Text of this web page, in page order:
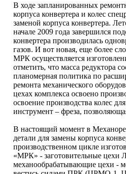
В ходе запланированных
корпуса конвертера и колес
заменой корпуса конвертера.
начале 2009 года завершился
конвертера производилась
газов. И вот новая, еще более
МРК осуществляется
отметить, что масса редуктора
планомерная политика по
ремонта механического
цехах комплекса освоено
освоение производства колес
инструмент – фреза,
В настоящий момент в
детали для замены корпуса
производственном цикле
«МРК» - заготовительные цехи
механообрабатывающие цехи -